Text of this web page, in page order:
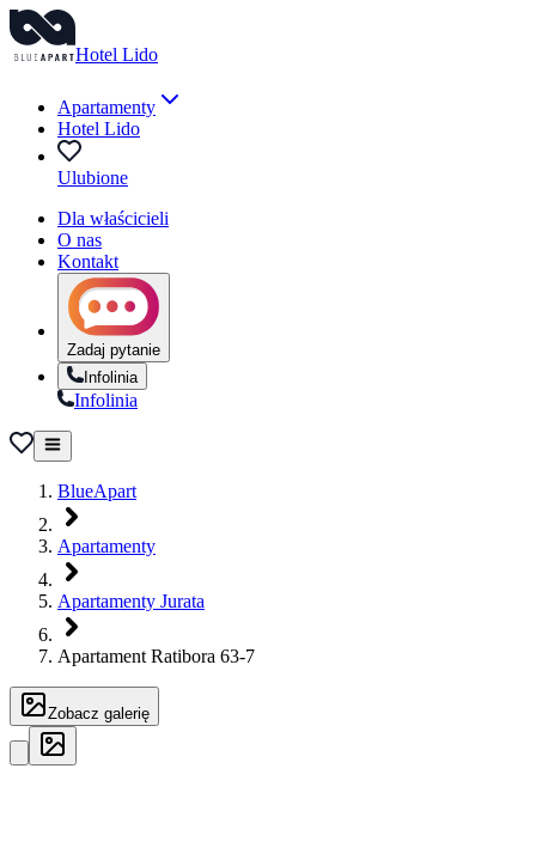
Hotel Lido
Apartamenty
Hotel Lido
Ulubione
Dla właścicieli
O nas
Kontakt
Zadaj pytanie
Infolinia
Infolinia
BlueApart
Apartamenty
Apartamenty Jurata
Apartament Ratibora 63-7
Zobacz galerię